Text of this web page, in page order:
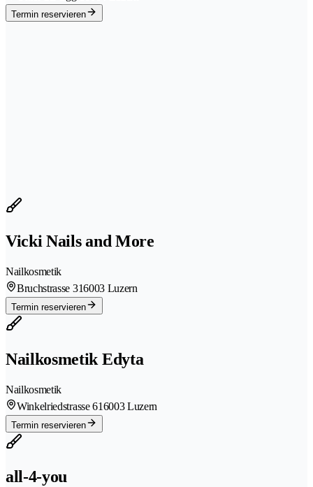
Termin reservieren
Vicki Nails and More
Nailkosmetik
Bruchstrasse 316003 Luzern
Termin reservieren
Nailkosmetik Edyta
Nailkosmetik
Winkelriedstrasse 616003 Luzern
Termin reservieren
all-4-you